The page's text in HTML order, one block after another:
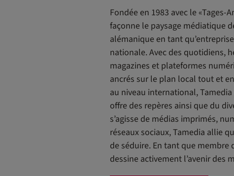
Fondée en 1983 avec le «Tages-
façonne le paysage médiatique
alémanique en tant
nationale. Avec des quotidiens,
magazines et plateformes
ancrés sur le plan local tout et
au niveau international,
offre des repères ainsi que du
s’agisse de médias imprimés,
réseaux sociaux, Tamedia allie
de séduire. En tant que membre
dessine activement l’avenir des